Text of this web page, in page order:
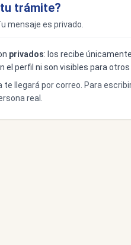
trámite?
mensaje es privado.
privados: los recibe
el perfil ni son visibles para otros
llegará por correo. Para
real.